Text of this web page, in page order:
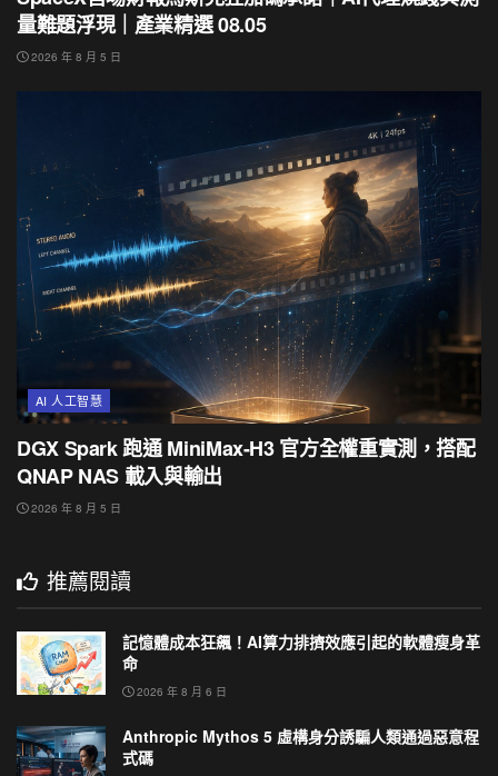
量難題浮現｜產業精選 08.05
2026 年 8 月 5 日
AI 人工智慧
DGX Spark 跑通 MiniMax-H3 官方全權重實測，搭配
QNAP NAS 載入與輸出
2026 年 8 月 5 日
推薦閱讀
記憶體成本狂飆！AI算力排擠效應引起的軟體瘦身革
命
2026 年 8 月 6 日
Anthropic Mythos 5 虛構身分誘騙人類通過惡意程
式碼